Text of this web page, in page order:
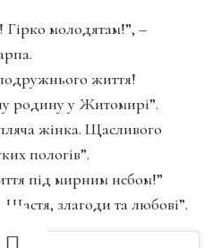
Гірко молодятам!”, –
життя!
родину у Житомирі”.
жінка. Щасливого
пологів”.
під мирним небом!”
злагоди та любові”.